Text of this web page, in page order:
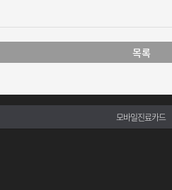
목록
모바일진료카드